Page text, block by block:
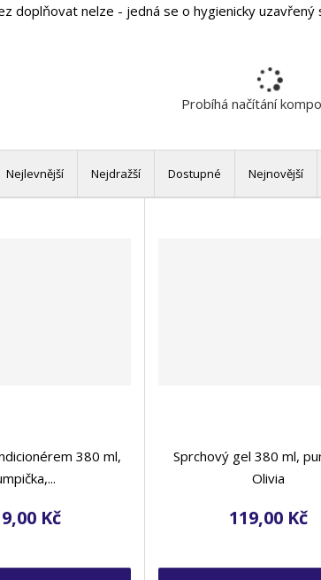
doplňovat nelze - jedná se o hygienicky uzavřený
Probíhá načítání
Nejlevnější Nejdražší Dostupné Nejnovější
380 ml,
Kč
Sprchový gel 380 ml,
Olivia
119,00 Kč